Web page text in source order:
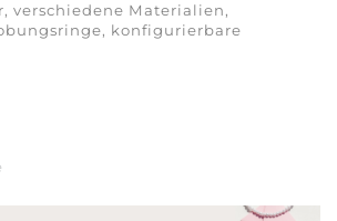
verschiedene Materialien,
konfigurierbare